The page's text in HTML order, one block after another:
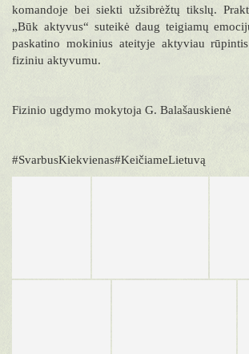
komandoje bei siekti užsibrėžtų tikslų.
„Būk aktyvus“ suteikė daug teigiamų
paskatino mokinius ateityje aktyviau
fiziniu aktyvumu.
Fizinio ugdymo mokytoja G. Balašauskienė
#SvarbusKiekvienas#KeičiameLietuvą